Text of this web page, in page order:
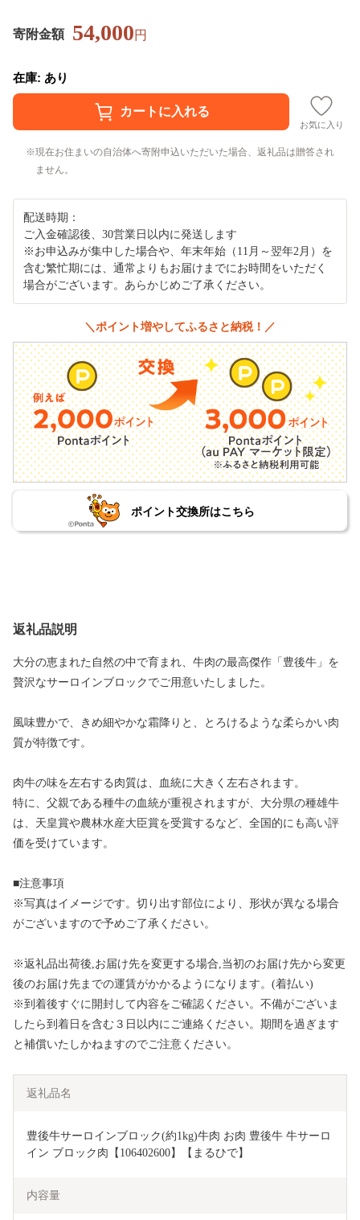
寄附金額 54,000円
在庫: あり
お気に入り
現在お住まいの自治体へ寄附申込いただいた場合、返礼品は贈答され
ません。
配送時期：
ご入金確認後、30営業日以内に発送します
※お申込みが集中した場合や、年末年始（11月～翌年2月）を
含む繁忙期には、通常よりもお届けまでにお時間をいただく
場合がございます。あらかじめご了承ください。
＼ポイント増やしてふるさと納税！／
ポイント交換所はこちら
返礼品説明
大分の恵まれた自然の中で育まれ、牛肉の最高傑作「豊後牛」を
贅沢なサーロインブロックでご用意いたしました。
風味豊かで、きめ細やかな霜降りと、とろけるような柔らかい肉
質が特徴です。
肉牛の味を左右する肉質は、血統に大きく左右されます。
特に、父親である種牛の血統が重視されますが、大分県の種雄牛
は、天皇賞や農林水産大臣賞を受賞するなど、全国的にも高い評
価を受けています。
■注意事項
※写真はイメージです。切り出す部位により、形状が異なる場合
がございますので予めご了承ください。
※返礼品出荷後,お届け先を変更する場合,当初のお届け先から変更
後のお届け先までの運賃がかかるようになります。(着払い)
※到着後すぐに開封して内容をご確認ください。不備がございま
したら到着日を含む３日以内にご連絡ください。期間を過ぎます
と補償いたしかねますのでご注意ください。
返礼品名
豊後牛サーロインブロック(約1kg)牛肉 お肉 豊後牛 牛サーロ
イン ブロック肉【106402600】【まるひで】
内容量